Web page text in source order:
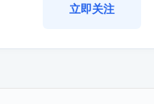
立即关注